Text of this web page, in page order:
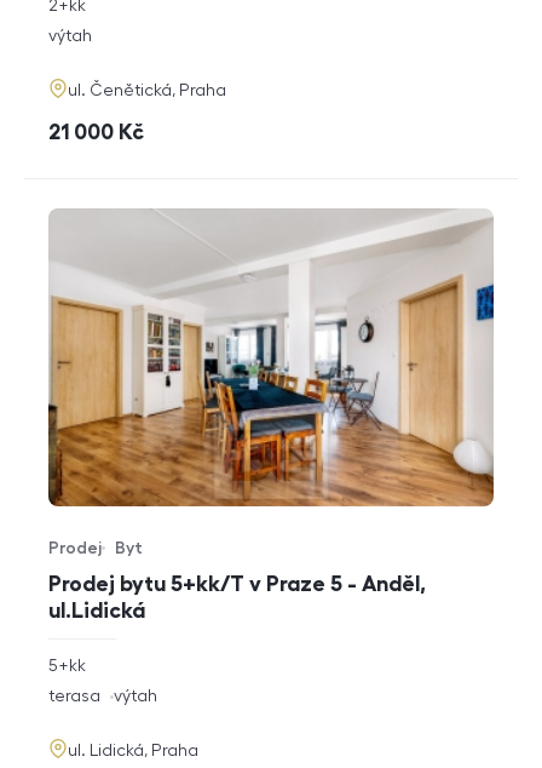
rozměry
2+kk
funkce
výtah
adresa
ul. Čenětická, Praha
cena
21 000 Kč
Prodej bytu 5+kk/T v Praze 5 - Anděl,
ul.Lidická
Typ nabídky
Prodej
Typ nemovitosti
Byt
rozměry
dispozice
5+kk
funkce
terasa výtah
adresa
ul. Lidická, Praha